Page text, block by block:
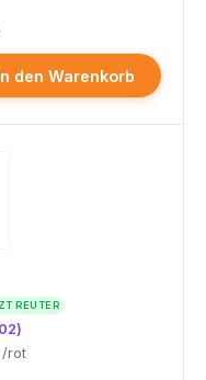
den Warenkorb
REUTER
/rot